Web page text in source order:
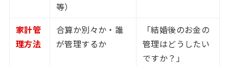
等）
家計管
理方法
合算か別々か・誰
が管理するか
「結婚後のお金の
管理はどうしたい
ですか？」